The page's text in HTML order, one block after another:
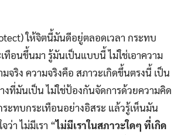
ให้จิตนี้มันดีอยู่ตลอดเวลา กระทบ
ทือนขึ้นมา รู้มันเป็นแบบนี้ ไม่ใช่เอาความ
จริง ความจริงคือ สภาวะเกิดขึ้นตรงนี้ เป็น
ที่มันเป็น ไม่ใช่ป้องกันจัดการด้วยความคิด
ะทบกระเทือนอย่างอิสระ แล้วรู้เห็นมัน
ว่า ไม่มีเรา “ไม่มีเราในสภาวะใดๆ ที่เกิด